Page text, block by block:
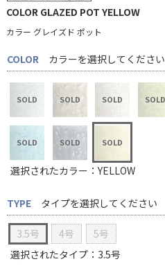
COLOR GLAZED POT YELLOW
カラー グレイズド ポット
COLOR
カラーを選択してください
選択されたカラー：YELLOW
TYPE タイプを選択してください
3.5号 4号
5号
選択されたタイプ：3.5号